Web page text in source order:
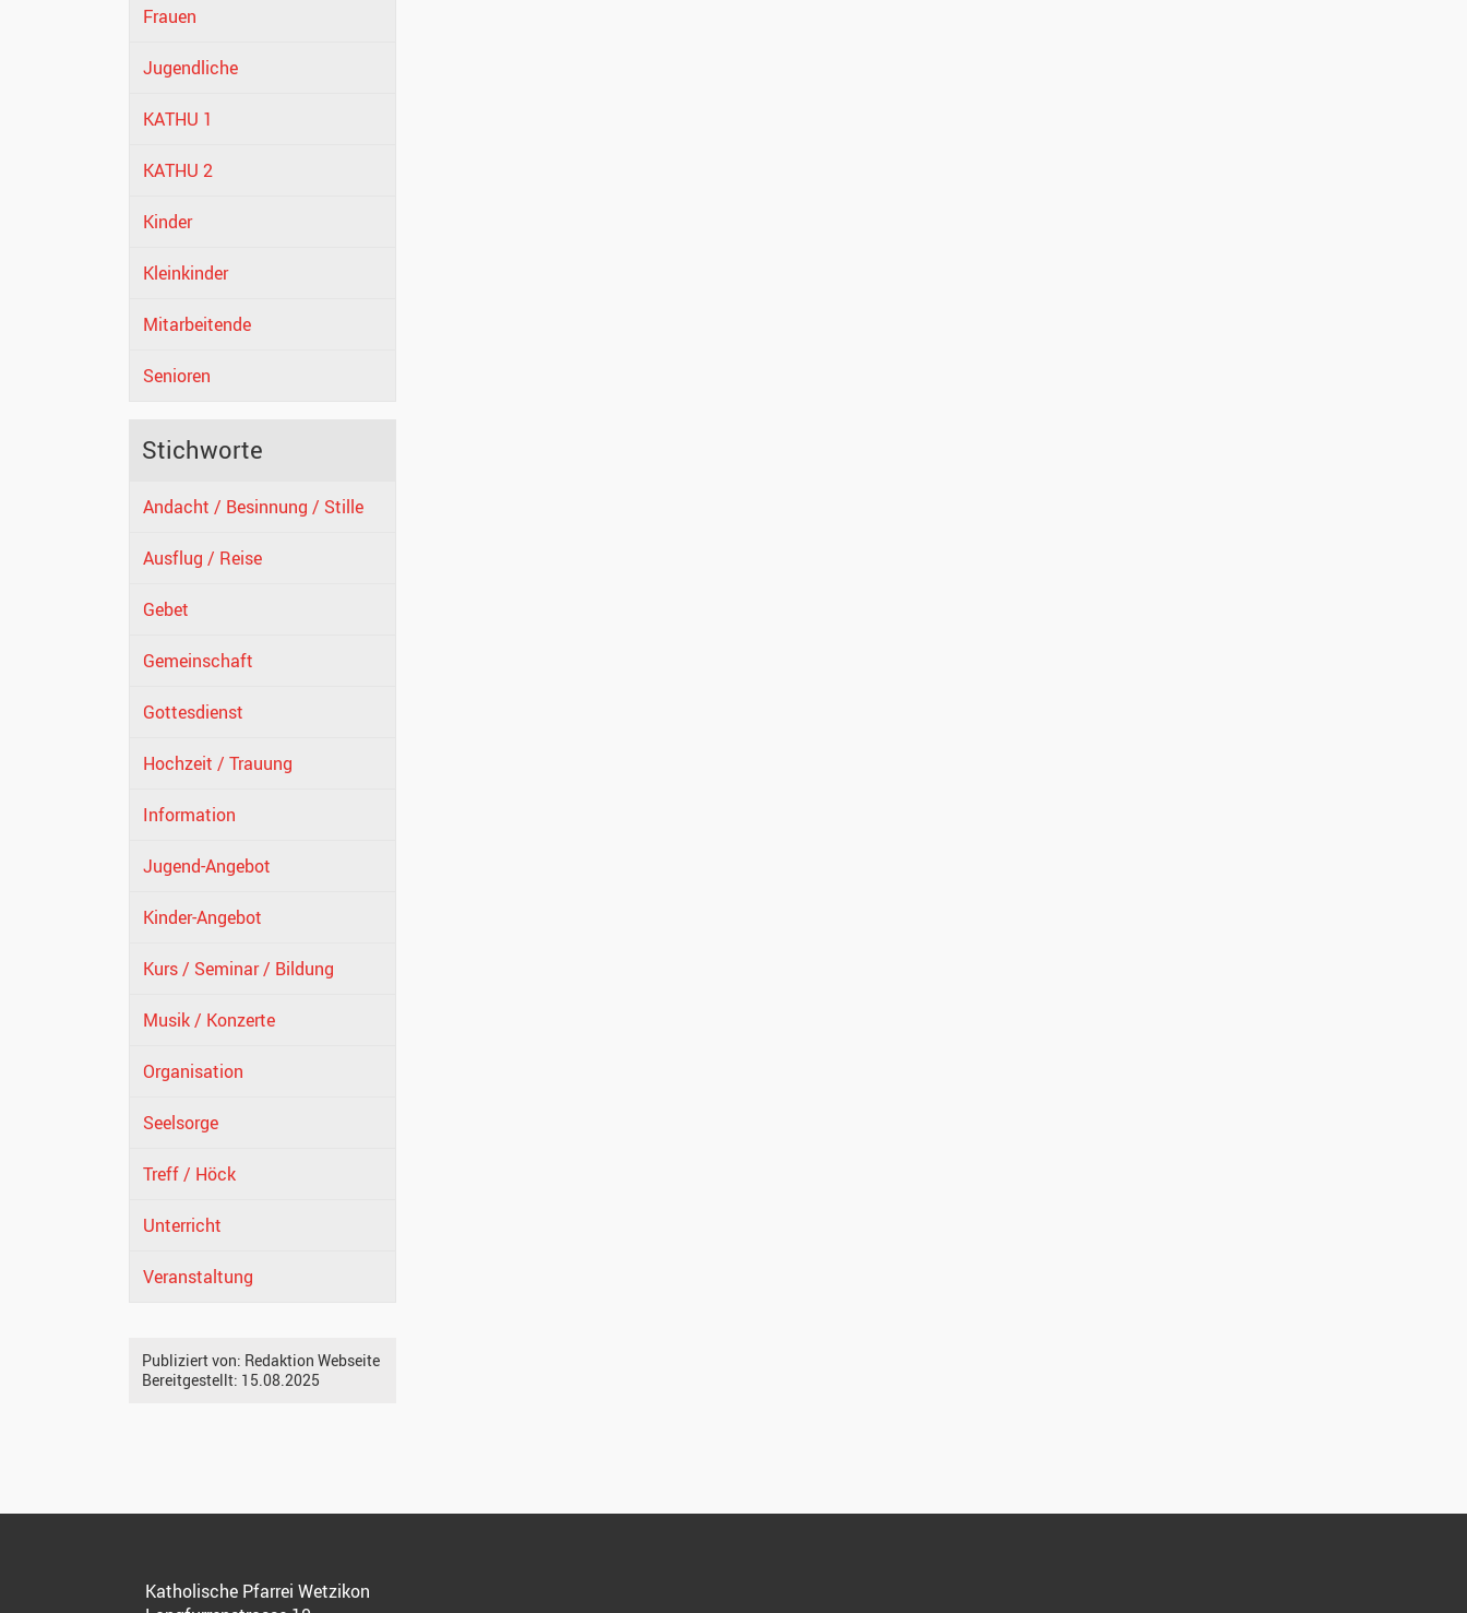
Frauen
Jugendliche
KATHU 1
KATHU 2
Kinder
Kleinkinder
Mitarbeitende
Senioren
Stichworte
Andacht / Besinnung / Stille
Ausflug / Reise
Gebet
Gemeinschaft
Gottesdienst
Hochzeit / Trauung
Information
Jugend-Angebot
Kinder-Angebot
Kurs / Seminar / Bildung
Musik / Konzerte
Organisation
Seelsorge
Treff / Höck
Unterricht
Veranstaltung
Publiziert von: Redaktion Webseite
Bereitgestellt: 15.08.2025
Katholische Pfarrei Wetzikon